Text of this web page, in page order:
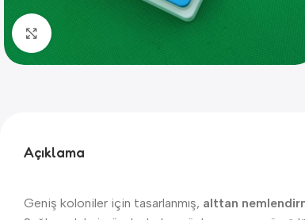
Açıklama
Geniş koloniler için tasarlanmış, alttan